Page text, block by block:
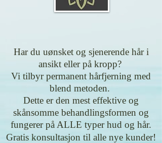
Har du uønsket og sjenerende hår i
ansikt eller på kropp?
Vi tilbyr permanent hårfjerning med
blend metoden.
Dette er den mest effektive og
skånsomme behandlingsformen og
fungerer på ALLE typer hud og hår.
Gratis konsultasjon til alle nye kunder!